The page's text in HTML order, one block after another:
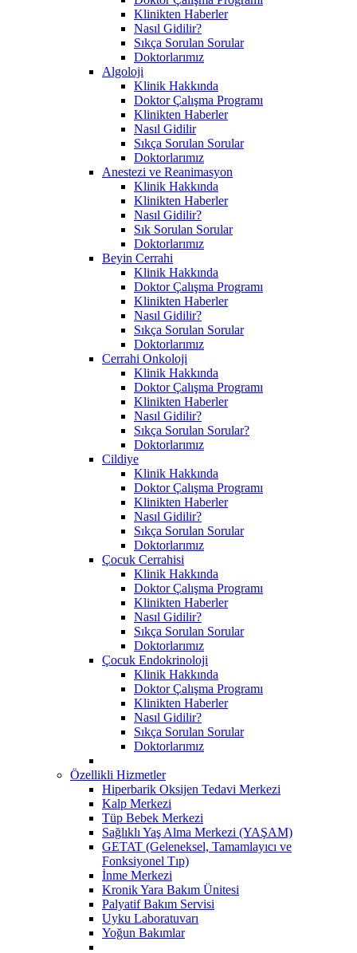
Klinikten Haberler
Nasıl Gidilir?
Sıkça Sorulan Sorular
Doktorlarımız
Algoloji
Klinik Hakkında
Doktor Çalışma Programı
Klinikten Haberler
Nasıl Gidilir
Sıkça Sorulan Sorular
Doktorlarımız
Anestezi ve Reanimasyon
Klinik Hakkında
Klinikten Haberler
Nasıl Gidilir?
Sık Sorulan Sorular
Doktorlarımız
Beyin Cerrahi
Klinik Hakkında
Doktor Çalışma Programı
Klinikten Haberler
Nasıl Gidilir?
Sıkça Sorulan Sorular
Doktorlarımız
Cerrahi Onkoloji
Klinik Hakkında
Doktor Çalışma Programı
Klinikten Haberler
Nasıl Gidilir?
Sıkça Sorulan Sorular?
Doktorlarımız
Cildiye
Klinik Hakkında
Doktor Çalışma Programı
Klinikten Haberler
Nasıl Gidilir?
Sıkça Sorulan Sorular
Doktorlarımız
Çocuk Cerrahisi
Klinik Hakkında
Doktor Çalışma Programı
Klinikten Haberler
Nasıl Gidilir?
Sıkça Sorulan Sorular
Doktorlarımız
Çocuk Endokrinoloji
Klinik Hakkında
Doktor Çalışma Programı
Klinikten Haberler
Nasıl Gidilir?
Sıkça Sorulan Sorular
Doktorlarımız
Özellikli Hizmetler
Hiperbarik Oksijen Tedavi Merkezi
Kalp Merkezi
Tüp Bebek Merkezi
Sağlıklı Yaş Alma Merkezi (YAŞAM)
GETAT (Geleneksel, Tamamlayıcı ve
Fonksiyonel Tıp)
İnme Merkezi
Kronik Yara Bakım Ünitesi
Palyatif Bakım Servisi
Uyku Laboratuvarı
Yoğun Bakımlar